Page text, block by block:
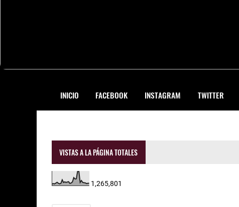
INICIO FACEBOOK INSTAGRAM TWITTER
VISTAS A LA PÁGINA TOTALES
1,265,801